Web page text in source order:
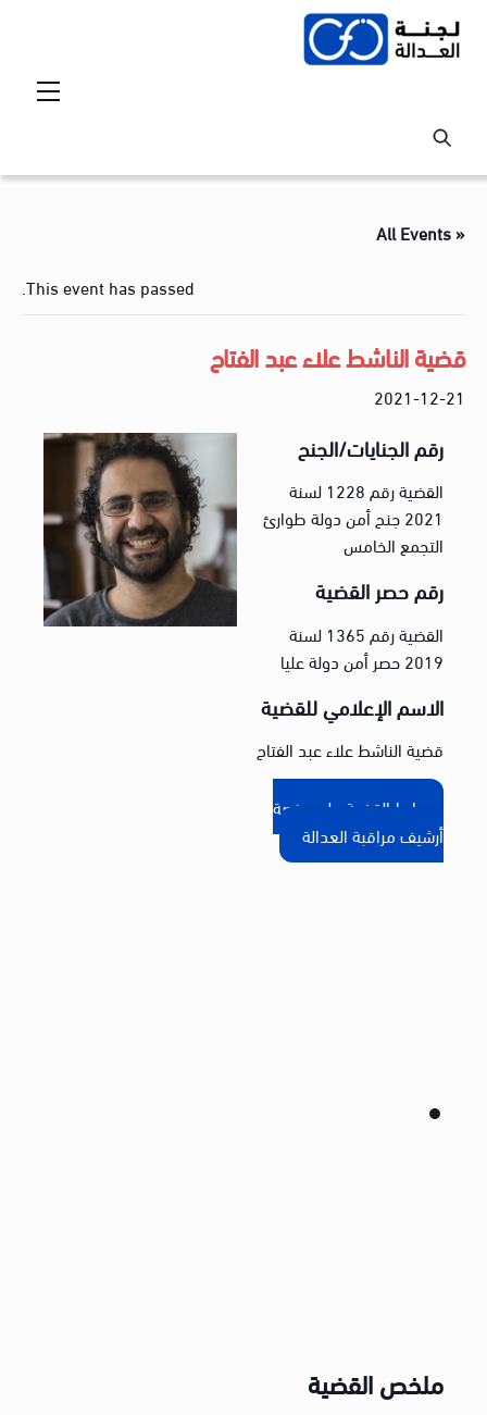
Skip
« All Events
This event has passed.
قضية الناشط علاء عبد الفتاح
2021-12-21
رقم الجنايات/الجنح
القضية رقم 1228 لسنة
2021 جنح أمن دولة طوارئ
التجمع الخامس
رقم حصر القضية
القضية رقم 1365 لسنة
2019 حصر أمن دولة عليا
الاسم الإعلامي للقضية
قضية الناشط علاء عبد الفتاح
رابط القضية على منصة
أرشيف مراقبة العدالة
ملخص القضية